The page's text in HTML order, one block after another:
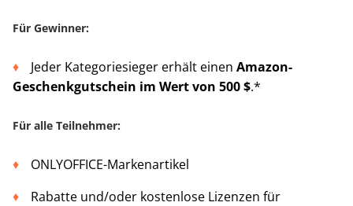
Für Gewinner:
Jeder Kategoriesieger erhält einen Amazon-
Geschenkgutschein im Wert von 500 $.*
Für alle Teilnehmer:
ONLYOFFICE-Markenartikel
Rabatte und/oder kostenlose Lizenzen für